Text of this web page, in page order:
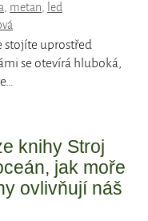
, metan, led
stojíte uprostřed
se otevírá hluboká,
knihy Stroj
jak moře
ovlivňují náš